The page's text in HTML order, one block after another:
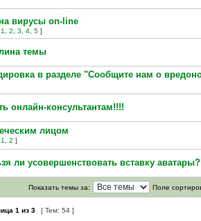
вирусы on-line
1 2 3 4 5 ]
темы
в разделе "Сообщите нам о
онлайн-консультантам!!!!
лицом
1 2 ]
ли усовершенствовать вставку аватары?
Показать темы за: Поле
1 из 3 [ Тем: 54 ]